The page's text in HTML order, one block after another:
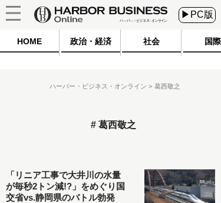
▶PC版
HOME 政治・経済 社会 国際
ハーバー・ビジネス・オンライン 葛西敬之
葛西敬之
「リニア工事で大井川の水量
が毎秒2トン減!?」をめぐり国
交省vs.静岡県のバトル勃発